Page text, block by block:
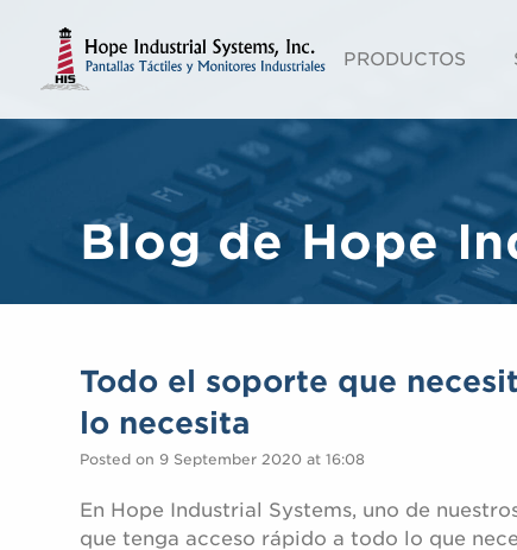
PRODUCTOS
Blog de Hope
Todo el soporte que
lo necesita
Posted on 9 September 2020 at 16:08
En Hope Industrial Systems, uno de
que tenga acceso rápido a todo lo que